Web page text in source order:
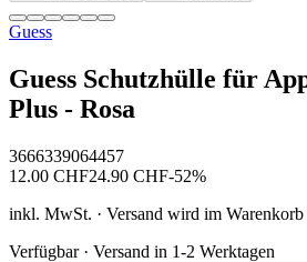
Guess
Guess Schutzhülle für
Plus - Rosa
3666339064457
12.00 CHF24.90 CHF-52%
inkl. MwSt. · Versand wird im Warenkorb
Verfügbar · Versand in 1-2 Werktagen